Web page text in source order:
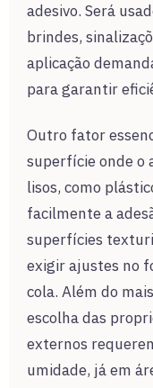
adesivo. Será
brindes,
aplicação
para garantir
Outro fator
superfície onde o
lisos, como
facilmente a
superfícies
exigir ajustes no
cola. Além do
escolha das
externos
umidade, já em